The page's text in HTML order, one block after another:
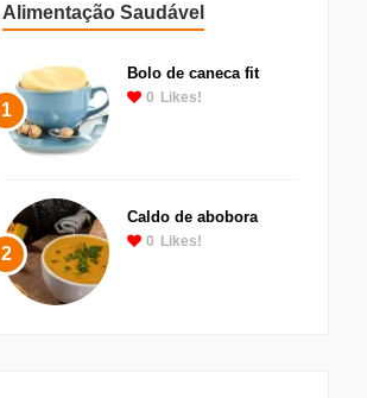
Alimentação Saudável
1
Bolo de caneca fit
0 Likes!
2
Caldo de abobora
0 Likes!